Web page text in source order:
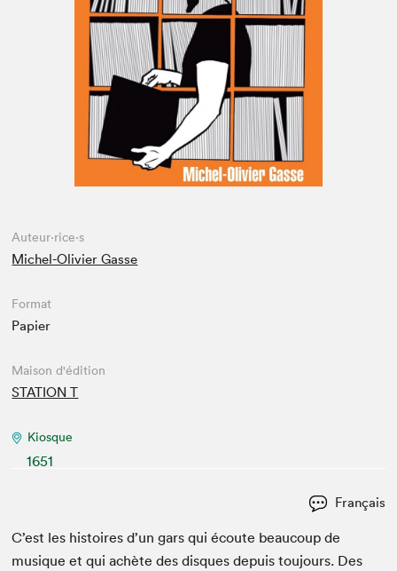
Espace enseignant·e·s
Espace pro
Auteur·rice·s
Michel-Olivier Gasse
Format
Papier
Maison d'édition
STATION T
Kiosque
1651
Français
C’est les his­toires d’un gars qui écoute beau­coup de
musique et qui achète des dis­ques depuis tou­jours. Des